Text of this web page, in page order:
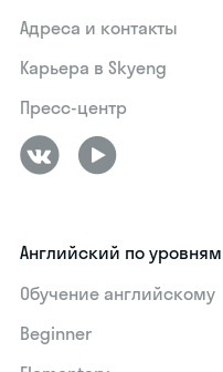
Адреса и контакты
Карьера в Skyeng
Пресс-центр
Английский по уровням
Обучение английскому
Beginner